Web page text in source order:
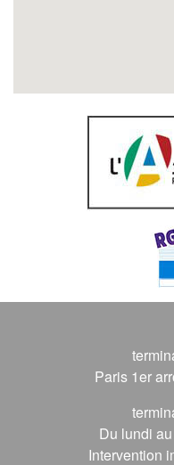
Paris 1er
Du lundi
Intervention